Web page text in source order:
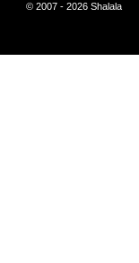
© 2007 - 2026 Shalala